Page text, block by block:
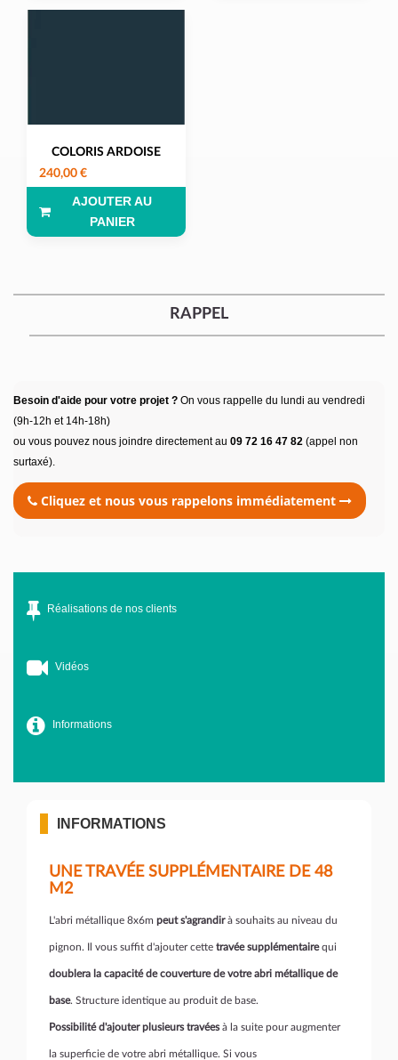
COLORIS ARDOISE
240,00 €
AJOUTER AU
PANIER
RAPPEL
Besoin d'aide pour votre projet ? On vous rappelle du lundi au vendredi
(9h-12h et 14h-18h)
ou vous pouvez nous joindre directement au 09 72 16 47 82 (appel non
surtaxé).
Cliquez et nous vous rappelons immédiatement
Réalisations de nos clients
Vidéos
Informations
INFORMATIONS
UNE TRAVÉE SUPPLÉMENTAIRE DE 48
M2
L'abri métallique 8x6m peut s'agrandirà souhaits au niveau du
pignon. Il vous suffit d'ajouter cette travée supplémentairequi
doublera la capacité de couverture de votre abri métallique de
base. Structure identique au produit de base.
Possibilité d'ajouter plusieurs travéesà la suite pour augmenter
la superficie de votre abri métallique. Si vous